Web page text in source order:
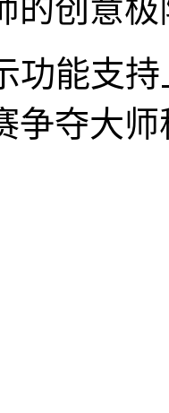
的创意极
功能支
争夺大师